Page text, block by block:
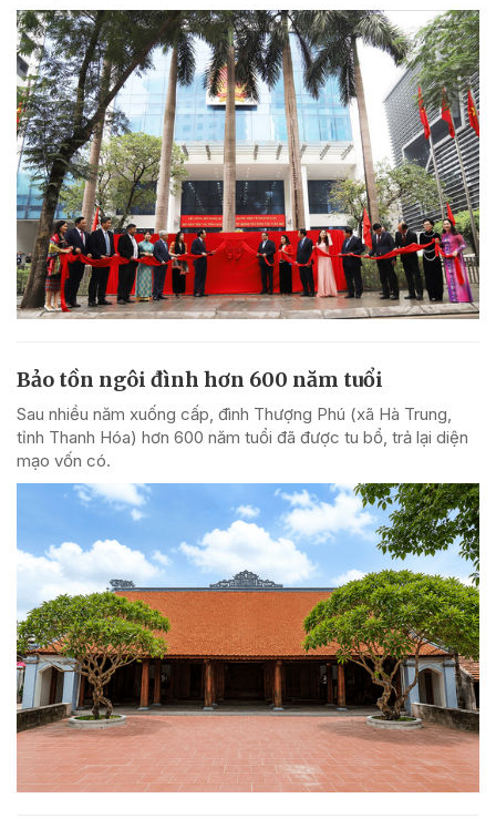
Bảo tồn ngôi đình hơn 600 năm tuổi
Sau nhiều năm xuống cấp, đình Thượng Phú (xã Hà Trung,
tỉnh Thanh Hóa) hơn 600 năm tuổi đã được tu bổ, trả lại diện
mạo vốn có.